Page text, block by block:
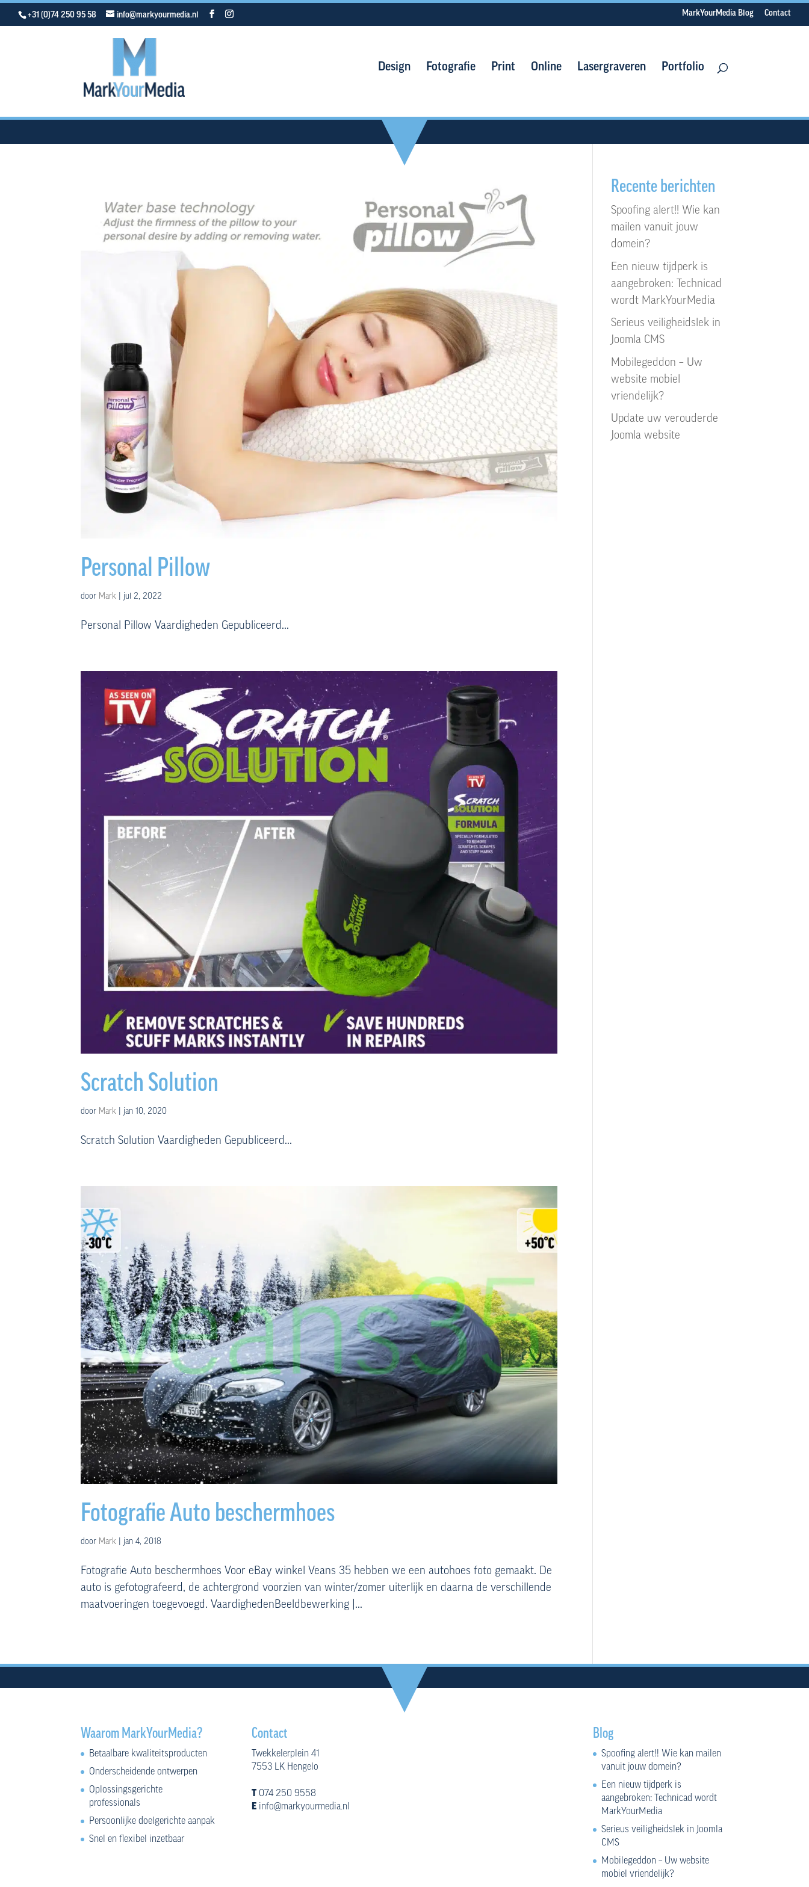
+31 (0)74 250 95 58 info@markyourmedia.nl MarkYourMedia Blog Contact
Design Fotografie Print Online Lasergraveren Portfolio
Personal Pillow
door Mark jul 2, 2022
Personal Pillow Vaardigheden Gepubliceerd...
Scratch Solution
door Mark jan 10, 2020
Scratch Solution Vaardigheden Gepubliceerd...
Fotografie Auto beschermhoes
door Mark jan 4, 2018
Fotografie Auto beschermhoes Voor eBay winkel Veans 35 hebben we een autohoes foto gemaakt. De
auto is gefotografeerd, de achtergrond voorzien van winter/zomer uiterlijk en daarna de verschillende
maatvoeringen toegevoegd. VaardighedenBeeldbewerking |...
Recente berichten
Spoofing alert!! Wie kan
mailen vanuit jouw
domein?
Een nieuw tijdperk is
aangebroken: Technicad
wordt MarkYourMedia
Serieus veiligheidslek in
Joomla CMS
Mobilegeddon – Uw
website mobiel
vriendelijk?
Update uw verouderde
Joomla website
Waarom MarkYourMedia?
Betaalbare kwaliteitsproducten
Onderscheidende ontwerpen
Oplossingsgerichte
professionals
Persoonlijke doelgerichte aanpak
Snel en flexibel inzetbaar
Contact
Twekkelerplein 41
7553 LK Hengelo
T074 250 9558
Einfo@markyourmedia.nl
Blog
Spoofing alert!! Wie kan mailen
vanuit jouw domein?
Een nieuw tijdperk is
aangebroken: Technicad wordt
MarkYourMedia
Serieus veiligheidslek in Joomla
CMS
Mobilegeddon – Uw website
mobiel vriendelijk?